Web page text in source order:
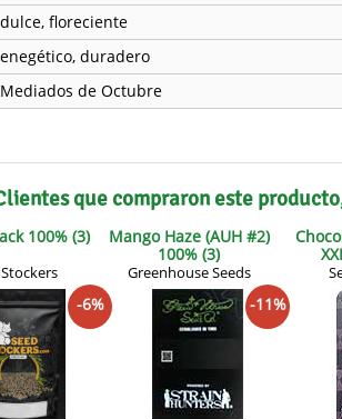
dulce, floreciente
enegético, duradero
Mediados de Octubre
que compraron este
100% (3)
-6%
Mango Haze (AUH #2)
100% (3)
Greenhouse Seeds
-11%